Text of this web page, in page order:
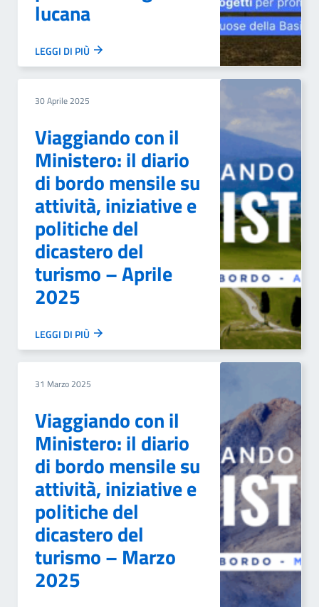
lucana
LEGGI DI PIÙ
30 Aprile 2025
Viaggiando con il
Ministero: il diario
di bordo mensile su
attività, iniziative e
politiche del
dicastero del
turismo – Aprile
2025
LEGGI DI PIÙ
31 Marzo 2025
Viaggiando con il
Ministero: il diario
di bordo mensile su
attività, iniziative e
politiche del
dicastero del
turismo – Marzo
2025